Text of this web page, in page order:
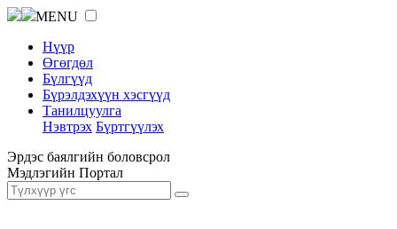
MENU
Нүүр
Өгөгдөл
Бүлгүүд
Бүрэлдэхүүн хэсгүүд
Танилцуулга
Нэвтрэх Бүртгүүлэх
Эрдэс баялгийн боловсрол
Мэдлэгийн Портал